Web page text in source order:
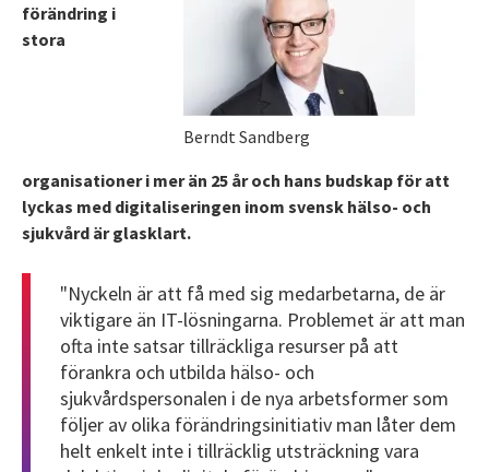
Berndt Sandberg
förändring i
stora
organisationer i mer än 25 år och hans budskap för att
lyckas med digitaliseringen inom svensk hälso- och
sjukvård är glasklart.
"Nyckeln är att få med sig medarbetarna, de är
viktigare än IT-lösningarna. Problemet är att man
ofta inte satsar tillräckliga resurser på att
förankra och utbilda hälso- och
sjukvårdspersonalen i de nya arbetsformer som
följer av olika förändringsinitiativ man låter dem
helt enkelt inte i tillräcklig utsträckning vara